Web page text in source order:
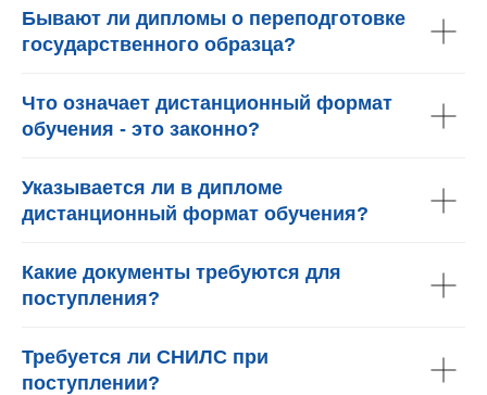
Бывают ли дипломы о переподготовке
государственного образца?
Что означает дистанционный формат
обучения - это законно?
Указывается ли в дипломе
дистанционный формат обучения?
Какие документы требуются для
поступления?
Требуется ли СНИЛС при
поступлении?